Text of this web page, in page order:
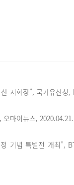
산 지화장”, 국가유산
오마이뉴스,
기념 특별전 개최”,